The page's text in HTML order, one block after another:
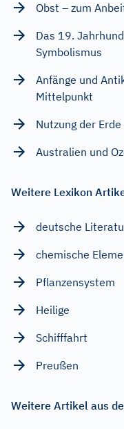
Obst – zum
Das 19.
Symbolismus
Anfänge und
Mittelpunkt
Nutzung der
Australien und
Weitere Lexikon
deutsche
chemische
Pflanzensystem
Heilige
Schifffahrt
Preußen
Weitere Artikel aus